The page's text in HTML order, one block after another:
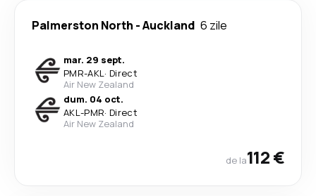
Palmerston North -Auckland 6 zile
mar. 29 sept.
PMR-AKL· Direct
Air New Zealand
dum. 04 oct.
AKL-PMR· Direct
Air New Zealand
de la112 €